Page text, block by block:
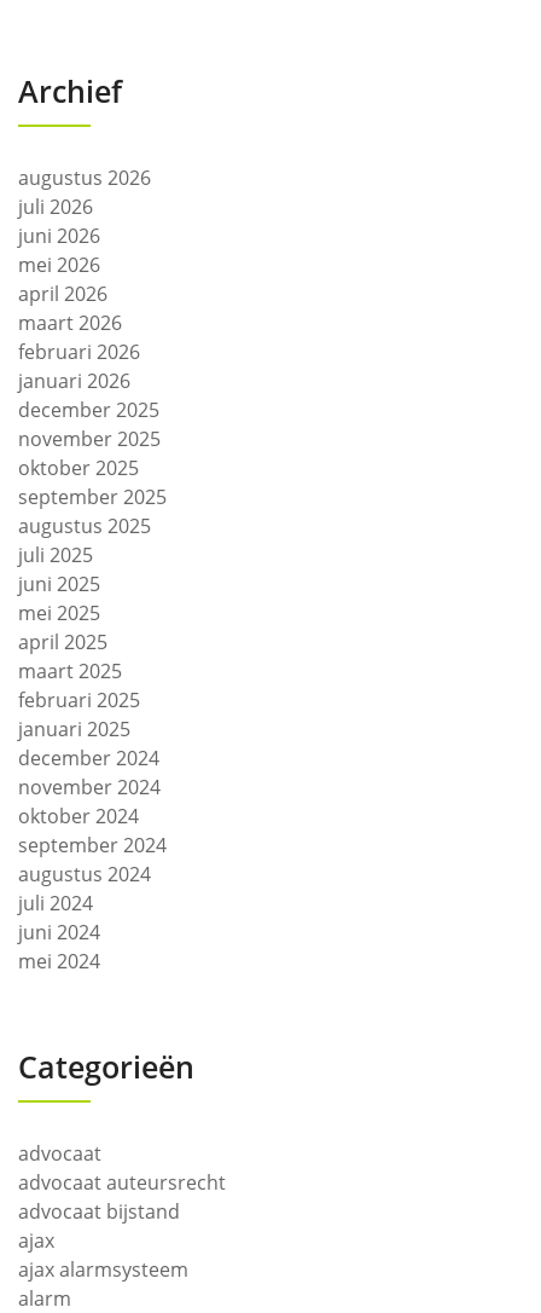
Archief
augustus 2026
juli 2026
juni 2026
mei 2026
april 2026
maart 2026
februari 2026
januari 2026
december 2025
november 2025
oktober 2025
september 2025
augustus 2025
juli 2025
juni 2025
mei 2025
april 2025
maart 2025
februari 2025
januari 2025
december 2024
november 2024
oktober 2024
september 2024
augustus 2024
juli 2024
juni 2024
mei 2024
Categorieën
advocaat
advocaat auteursrecht
advocaat bijstand
ajax
ajax alarmsysteem
alarm